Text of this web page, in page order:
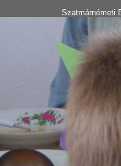
Szatmárnémeti